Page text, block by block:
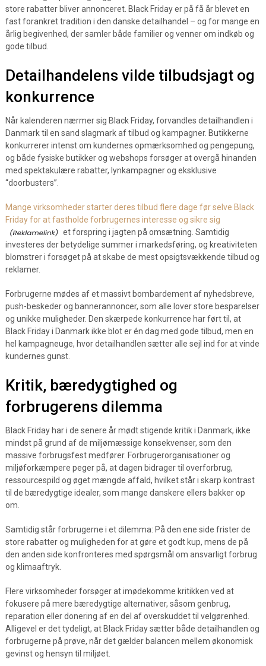
store rabatter bliver annonceret. Black Friday er på få år blevet en
fast forankret tradition i den danske detailhandel – og for mange en
årlig begivenhed, der samler både familier og venner om indkøb og
gode tilbud.
Detailhandelens vilde tilbudsjagt og
konkurrence
Når kalenderen nærmer sig Black Friday, forvandles detailhandlen i
Danmark til en sand slagmark af tilbud og kampagner. Butikkerne
konkurrerer intenst om kundernes opmærksomhed og pengepung,
og både fysiske butikker og webshops forsøger at overgå hinanden
med spektakulære rabatter, lynkampagner og eksklusive
“doorbusters”.
Mange virksomheder starter deres tilbud flere dage før selve Black
Friday for at fastholde forbrugernes interesse og sikre sig
et forspring i jagten på omsætning. Samtidig
investeres der betydelige summer i markedsføring, og kreativiteten
blomstrer i forsøget på at skabe de mest opsigtsvækkende tilbud og
reklamer.
Forbrugerne mødes af et massivt bombardement af nyhedsbreve,
push-beskeder og bannerannoncer, som alle lover store besparelser
og unikke muligheder. Den skærpede konkurrence har ført til, at
Black Friday i Danmark ikke blot er én dag med gode tilbud, men en
hel kampagneuge, hvor detailhandlen sætter alle sejl ind for at vinde
kundernes gunst.
Kritik, bæredygtighed og
forbrugerens dilemma
Black Friday har i de senere år mødt stigende kritik i Danmark, ikke
mindst på grund af de miljømæssige konsekvenser, som den
massive forbrugsfest medfører. Forbrugerorganisationer og
miljøforkæmpere peger på, at dagen bidrager til overforbrug,
ressourcespild og øget mængde affald, hvilket står i skarp kontrast
til de bæredygtige idealer, som mange danskere ellers bakker op
om.
Samtidig står forbrugerne i et dilemma: På den ene side frister de
store rabatter og muligheden for at gøre et godt kup, mens de på
den anden side konfronteres med spørgsmål om ansvarligt forbrug
og klimaaftryk.
Flere virksomheder forsøger at imødekomme kritikken ved at
fokusere på mere bæredygtige alternativer, såsom genbrug,
reparation eller donering af en del af overskuddet til velgørenhed.
Alligevel er det tydeligt, at Black Friday sætter både detailhandlen og
forbrugerne på prøve, når det gælder balancen mellem økonomisk
gevinst og hensyn til miljøet.